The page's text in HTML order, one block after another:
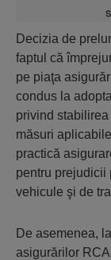
Decizia de
faptul că
pe piaţa
condus la
privind
măsuri
practică
pentru prejudicii
vehicule şi de
De asemenea,
asigurărilor